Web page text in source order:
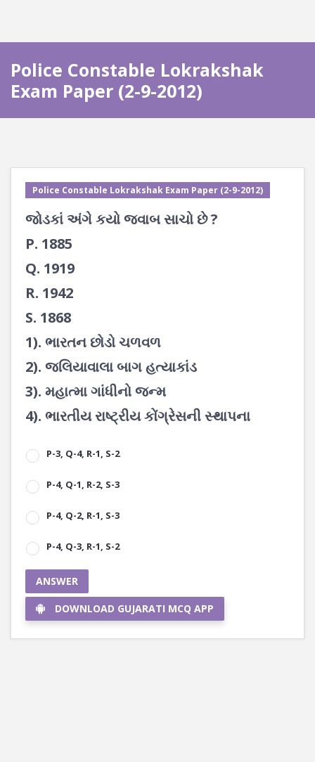
Police Constable Lokrakshak
Exam Paper (2-9-2012)
Police Constable Lokrakshak Exam Paper (2-9-2012)
જોડકાં અંગે કયો જવાબ સાચો છે ?
P. 1885
Q. 1919
R. 1942
S. 1868
1). ભારતન છોડો ચળવળ
2). જલિયાવાલા બાગ હત્યાકાંડ
3). મહાત્મા ગાંધીનો જન્મ
4). ભારતીય રાષ્ટ્રીય કોંગ્રેસની સ્થાપના
P-3, Q-4, R-1, S-2
P-4, Q-1, R-2, S-3
P-4, Q-2, R-1, S-3
P-4, Q-3, R-1, S-2
ANSWER
DOWNLOAD GUJARATI MCQ APP